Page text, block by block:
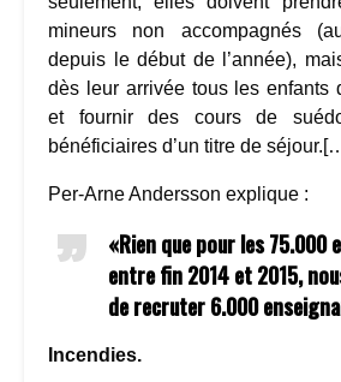
mineurs non accompagnés
depuis le début de l’année),
dès leur arrivée tous les enfants
et fournir des cours de
bénéficiaires d’un titre de
Per-Arne Andersson explique :
«Rien que pour les 75.000
entre fin 2014 et 2015,
de recruter 6.000
Incendies.